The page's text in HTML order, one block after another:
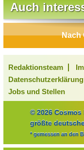
Auch
Nach
Redaktionsteam
Datenschutzerklärung
Jobs und Stellen
© 2026 Cosmos
größte
* gemessen an den